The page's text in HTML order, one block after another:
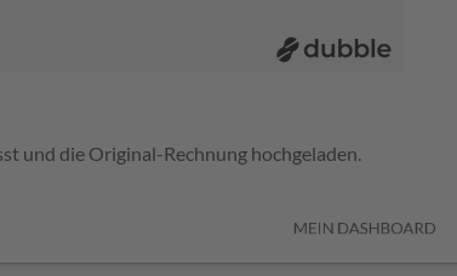
und die Original-Rechnung hochgeladen.